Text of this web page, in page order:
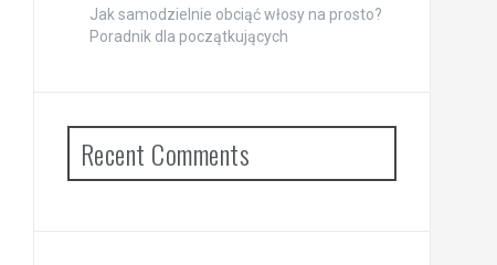
Jak samodzielnie obciąć włosy na prosto?
Poradnik dla początkujących
Recent Comments